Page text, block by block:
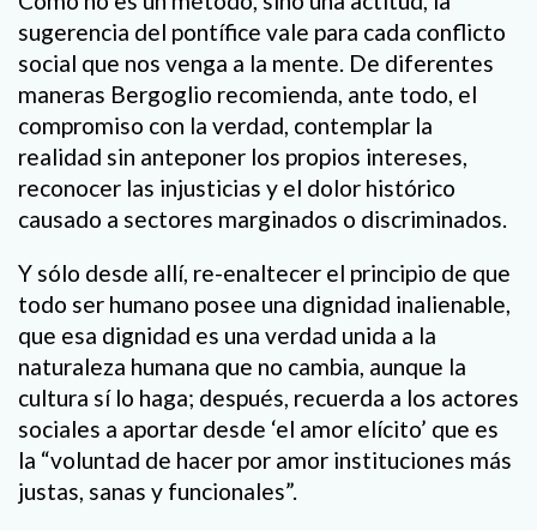
sugerencia del pontífice vale para cada conflicto
social que nos venga a la mente. De diferentes
maneras Bergoglio recomienda, ante todo, el
compromiso con la verdad, contemplar la
realidad sin anteponer los propios intereses,
reconocer las injusticias y el dolor histórico
causado a sectores marginados o discriminados.
Y sólo desde allí, re-enaltecer el principio de que
todo ser humano posee una dignidad inalienable,
que esa dignidad es una verdad unida a la
naturaleza humana que no cambia, aunque la
cultura sí lo haga; después, recuerda a los actores
sociales a aportar desde ‘el amor elícito’ que es
la “voluntad de hacer por amor instituciones más
justas, sanas y funcionales”.